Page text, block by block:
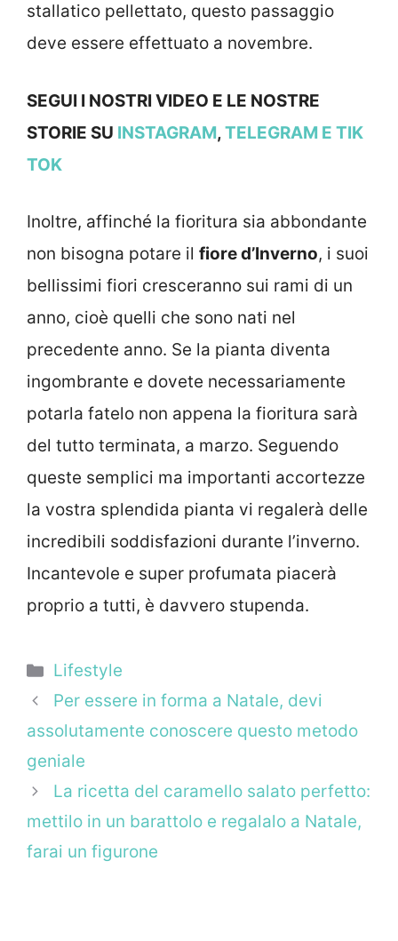
stallatico pellettato, questo passaggio
deve essere effettuato a novembre.
SEGUI I NOSTRI VIDEO E LE NOSTRE
STORIE SU INSTAGRAM,TELEGRAM E TIK
TOK
Inoltre, affinché la fioritura sia abbondante
non bisogna potare il fiore d’Inverno, i suoi
bellissimi fiori cresceranno sui rami di un
anno, cioè quelli che sono nati nel
precedente anno. Se la pianta diventa
ingombrante e dovete necessariamente
potarla fatelo non appena la fioritura sarà
del tutto terminata, a marzo. Seguendo
queste semplici ma importanti accortezze
la vostra splendida pianta vi regalerà delle
incredibili soddisfazioni durante l’inverno.
Incantevole e super profumata piacerà
proprio a tutti, è davvero stupenda.
Categorie
Lifestyle
Per essere in forma a Natale, devi
assolutamente conoscere questo metodo
geniale
La ricetta del caramello salato perfetto:
mettilo in un barattolo e regalalo a Natale,
farai un figurone